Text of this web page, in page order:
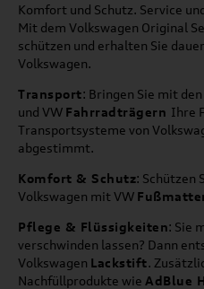
Komfort und Schutz. Service
Mit dem Volkswagen Original
schützen und erhalten Sie
Volkswagen.
Transport: Bringen Sie mit
und VW Fahrradträgern Ihre
Transportsysteme von
abgestimmt.
Komfort & Schutz: Schützen
Volkswagen mit VW
Pflege & Flüssigkeiten: Sie
verschwinden lassen? Dann
Volkswagen Lackstift.
Nachfüllprodukte wie AdBlue